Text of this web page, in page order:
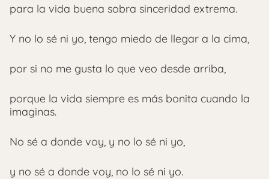
para la vida buena sobra sinceridad extrema.
Y no lo sé ni yo, tengo miedo de llegar a la cima,
por si no me gusta lo que veo desde arriba,
porque la vida siempre es más bonita cuando la
imaginas.
No sé a donde voy, y no lo sé ni yo,
y no sé a donde voy, no lo sé ni yo.